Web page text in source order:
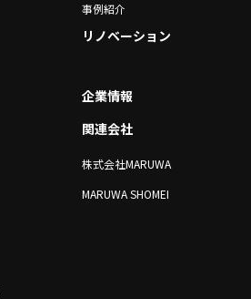
事例紹介
リノベーション
企業情報
関連会社
株式会社MARUWA
MARUWA SHOMEI